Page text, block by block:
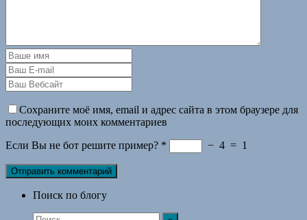
Сохраните моё имя, email и адрес сайта в этом браузере для
последующих моих комментариев
Если Вы не бот решите пример? * − 4 = 1
Поиск по блогу